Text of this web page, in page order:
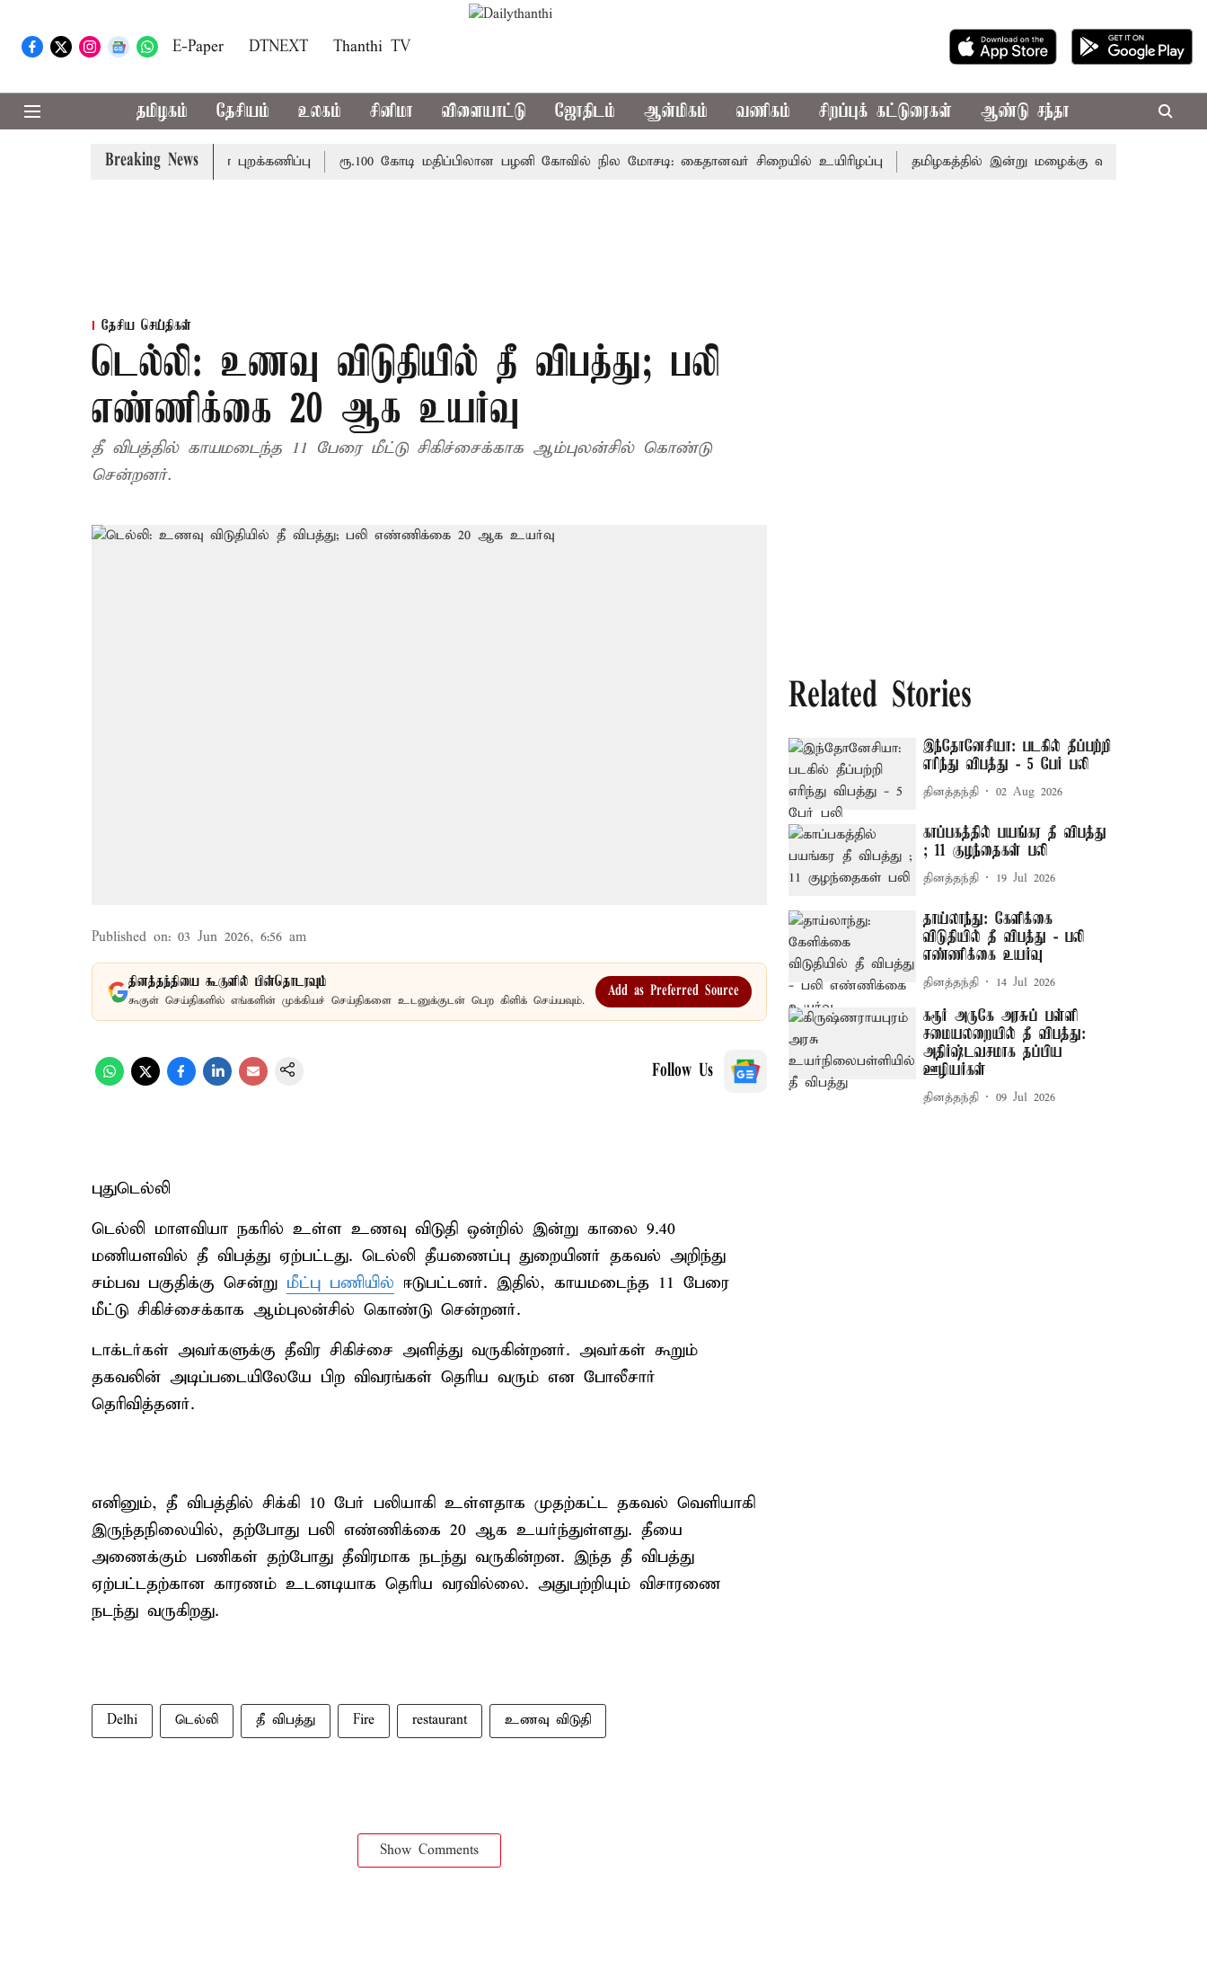
E-Paper DTNEXT Thanthi TV
தமிழகம் தேசியம் உலகம் சினிமா விளையாட்டு ஜோதிடம் ஆன்மிகம் வணிகம் சிறப்புக் கட்டுரைகள் ஆண்டு சந்தா
Breaking News
அதிமுக எம்பிக்கள் புறக்கணிப்பு ரூ.100 கோடி மதிப்பிலான பழனி கோவில் நில மோசடி: கைதானவர் சிறையில் உயிரிழப்பு தமிழகத்தில் இன்று மழைக்கு வாய்ப்பா..?
தேசிய செய்திகள்
டெல்லி: உணவு விடுதியில் தீ விபத்து; பலி
எண்ணிக்கை 20 ஆக உயர்வு
தீ விபத்தில் காயமடைந்த 11 பேரை மீட்டு சிகிச்சைக்காக ஆம்புலன்சில் கொண்டு
சென்றனர்.
Published on: 03 Jun 2026, 6:56 am
தினத்தந்தியை கூகுளில் பின்தொடரவும்
கூகுள் செய்திகளில் எங்களின் முக்கியச் செய்திகளை உடனுக்குடன் பெற கிளிக் செய்யவும்.
Add as Preferred Source
Follow Us
புதுடெல்லி
டெல்லி மாளவியா நகரில் உள்ள உணவு விடுதி ஒன்றில் இன்று காலை 9.40
மணியளவில் தீ விபத்து ஏற்பட்டது. டெல்லி தீயணைப்பு துறையினர் தகவல் அறிந்து
சம்பவ பகுதிக்கு சென்று மீட்பு பணியில் ஈடுபட்டனர். இதில், காயமடைந்த 11 பேரை
மீட்டு சிகிச்சைக்காக ஆம்புலன்சில் கொண்டு சென்றனர்.
டாக்டர்கள் அவர்களுக்கு தீவிர சிகிச்சை அளித்து வருகின்றனர். அவர்கள் கூறும்
தகவலின் அடிப்படையிலேயே பிற விவரங்கள் தெரிய வரும் என போலீசார்
தெரிவித்தனர்.
எனினும், தீ விபத்தில் சிக்கி 10 பேர் பலியாகி உள்ளதாக முதற்கட்ட தகவல் வெளியாகி
இருந்தநிலையில், தற்போது பலி எண்ணிக்கை 20 ஆக உயர்ந்துள்ளது. தீயை
அணைக்கும் பணிகள் தற்போது தீவிரமாக நடந்து வருகின்றன. இந்த தீ விபத்து
ஏற்பட்டதற்கான காரணம் உடனடியாக தெரிய வரவில்லை. அதுபற்றியும் விசாரணை
நடந்து வருகிறது.
Delhi டெல்லி தீ விபத்து Fire restaurant உணவு விடுதி
Show Comments
Related Stories
இந்தோனேசியா: படகில் தீப்பற்றி
எரிந்து விபத்து - 5 பேர் பலி
தினத்தந்தி 02 Aug 2026
காப்பகத்தில் பயங்கர தீ விபத்து
; 11 குழந்தைகள் பலி
தினத்தந்தி 19 Jul 2026
தாய்லாந்து: கேளிக்கை
விடுதியில் தீ விபத்து - பலி
எண்ணிக்கை உயர்வு
தினத்தந்தி 14 Jul 2026
கரூர் அருகே அரசுப் பள்ளி
சமையலறையில் தீ விபத்து:
அதிர்ஷ்டவசமாக தப்பிய
ஊழியர்கள்
தினத்தந்தி 09 Jul 2026